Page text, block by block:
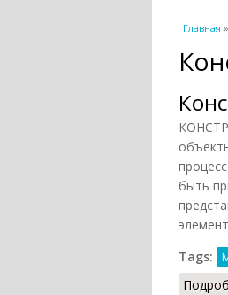
Вы
Главная
быть
Tags: